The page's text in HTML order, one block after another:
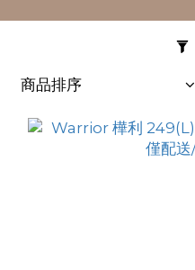
商品排序